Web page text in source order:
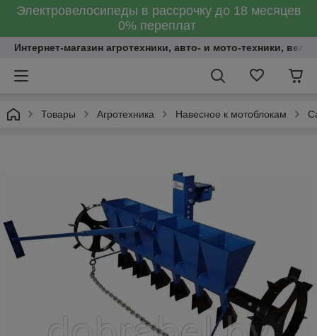
Электровелосипеды в рассрочку до 18 месяцев
0% переплат
Интернет-магазин агротехники, авто- и мото-техники,
Товары Агротехника Навесное к мотоблокам